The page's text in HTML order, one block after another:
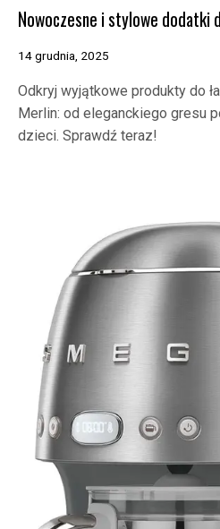
Nowoczesne i stylowe dodatki
14 grudnia, 2025
Odkryj wyjątkowe produkty do
Merlin: od eleganckiego gresu
dzieci. Sprawdź teraz!